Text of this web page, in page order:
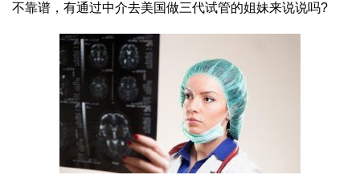
不靠谱，有通过中介去美国做三代试管的姐妹来说说吗?